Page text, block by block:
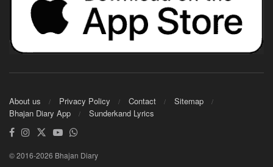
About us Privacy Policy Contact
Sitemap
Bhajan Diary App
Sunderkand Lyrics
© 2016-2026 Bhajan Diary